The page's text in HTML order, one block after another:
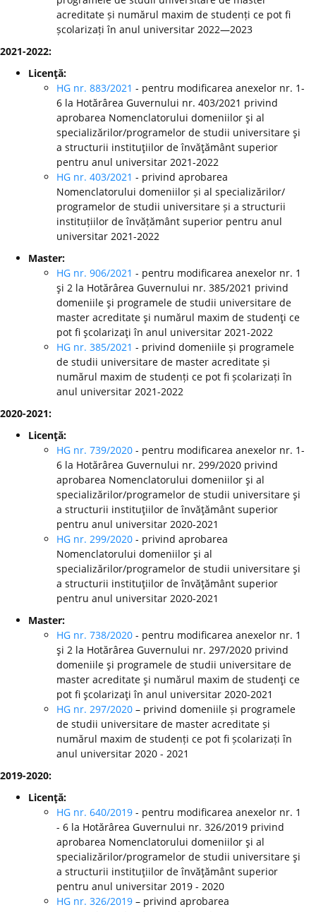
acreditate și numărul maxim de studenți ce pot fi
școlarizați în anul universitar 2022—2023
2021-2022:
Licenţă:
HG nr. 883/2021 - pentru modificarea anexelor nr. 1-
6 la Hotărârea Guvernului nr. 403/2021 privind
aprobarea Nomenclatorului domeniilor şi al
specializărilor/programelor de studii universitare şi
a structurii instituţiilor de învăţământ superior
pentru anul universitar 2021-2022
HG nr. 403/2021 - privind aprobarea
Nomenclatorului domeniilor și al specializărilor/
programelor de studii universitare și a structurii
instituțiilor de învățământ superior pentru anul
universitar 2021-2022
Master:
HG nr. 906/2021 - pentru modificarea anexelor nr. 1
şi 2 la Hotărârea Guvernului nr. 385/2021 privind
domeniile şi programele de studii universitare de
master acreditate şi numărul maxim de studenţi ce
pot fi şcolarizaţi în anul universitar 2021-2022
HG nr. 385/2021 - privind domeniile și programele
de studii universitare de master acreditate și
numărul maxim de studenți ce pot fi școlarizați în
anul universitar 2021-2022
2020-2021:
Licenţă:
HG nr. 739/2020 - pentru modificarea anexelor nr. 1-
6 la Hotărârea Guvernului nr. 299/2020 privind
aprobarea Nomenclatorului domeniilor şi al
specializărilor/programelor de studii universitare şi
a structurii instituţiilor de învăţământ superior
pentru anul universitar 2020-2021
HG nr. 299/2020 - privind aprobarea
Nomenclatorului domeniilor şi al
specializărilor/programelor de studii universitare şi
a structurii instituţiilor de învăţământ superior
pentru anul universitar 2020-2021
Master:
HG nr. 738/2020 - pentru modificarea anexelor nr. 1
şi 2 la Hotărârea Guvernului nr. 297/2020 privind
domeniile şi programele de studii universitare de
master acreditate şi numărul maxim de studenţi ce
pot fi şcolarizaţi în anul universitar 2020-2021
HG nr. 297/2020 – privind domeniile și programele
de studii universitare de master acreditate și
numărul maxim de studenți ce pot fi școlarizați în
anul universitar 2020 - 2021
2019-2020:
Licenţă:
HG nr. 640/2019 - pentru modificarea anexelor nr. 1
- 6 la Hotărârea Guvernului nr. 326/2019 privind
aprobarea Nomenclatorului domeniilor şi al
specializărilor/programelor de studii universitare şi
a structurii instituţiilor de învăţământ superior
pentru anul universitar 2019 - 2020
HG nr. 326/2019 – privind aprobarea